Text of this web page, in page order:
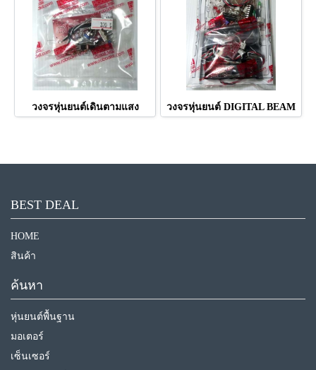
วงจรหุ่นยนต์เดินตามแสง วงจรหุ่นยนต์ DIGITAL BEAM
BEST DEAL
HOME
สินค้า
ค้นหา
หุ่นยนต์พื้นฐาน
มอเตอร์
เซ็นเซอร์